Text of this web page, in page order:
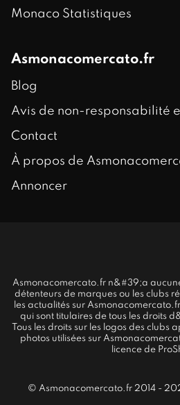
Monaco Statistiques
Asmonacomercato.fr
Blog
Avis de non-responsabilité
Contact
À propos de
Annoncer
Asmonacomercato.fr n&#39;a
détenteurs de marques ou les clubs
les actualités sur
qui sont titulaires de tous les droits
Tous les droits sur les logos des clubs
photos utilisées sur
licence de
© Asmonacomercato.fr 2014 -